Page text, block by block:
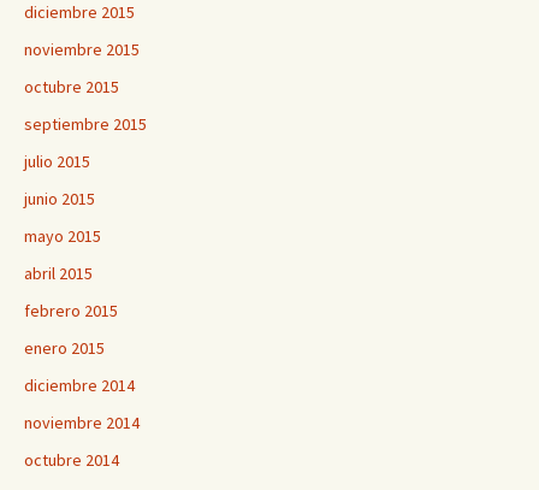
diciembre 2015
noviembre 2015
octubre 2015
septiembre 2015
julio 2015
junio 2015
mayo 2015
abril 2015
febrero 2015
enero 2015
diciembre 2014
noviembre 2014
octubre 2014